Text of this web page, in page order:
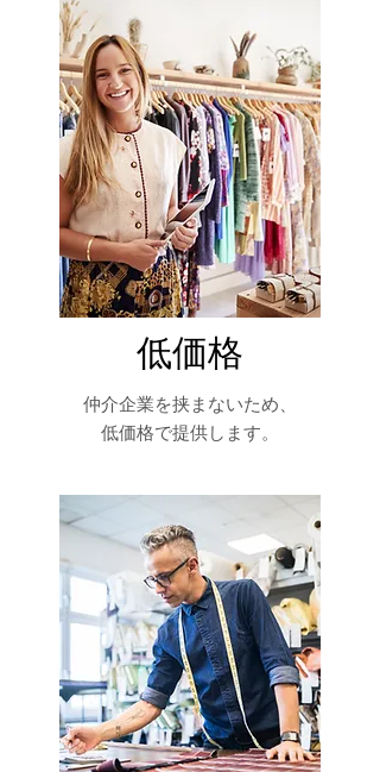
低価格
仲介企業を挟まないため、
​低価格で提供します。